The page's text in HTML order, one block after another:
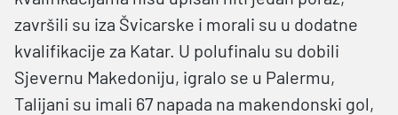
završili su iza Švicarske i morali su u dodatne
kvalifikacije za Katar. U polufinalu su dobili
Sjevernu Makedoniju, igralo se u Palermu,
Talijani su imali 67 napada na makendonski gol,